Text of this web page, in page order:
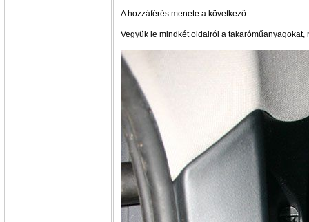
A hozzáférés menete a következő:
Vegyük le mindkét oldalról a